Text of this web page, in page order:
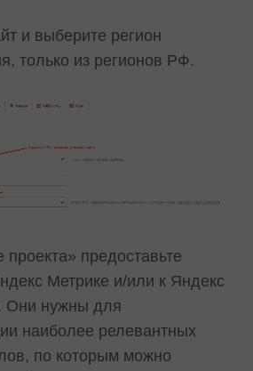
и выберите регион
только из регионов РФ.
предоставьте
Метрике и/или к Яндекс
Они нужны для
наиболее релевантных
по которым можно